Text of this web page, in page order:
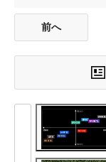
前へ